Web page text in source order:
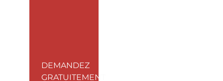
DEMANDEZ
GRATUITEMENT